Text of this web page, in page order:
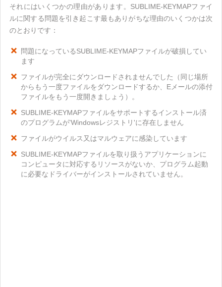
それにはいくつかの理由があります。SUBLIME-KEYMAPファイ
ルに関する問題を引き起こす最もありがちな理由のいくつかは次
のとおりです：
問題になっているSUBLIME-KEYMAPファイルが破損してい
ます
ファイルが完全にダウンロードされませんでした（同じ場所
からもう一度ファイルをダウンロードするか、Eメールの添付
ファイルをもう一度開きましょう）。
SUBLIME-KEYMAPファイルをサポートするインストール済
のプログラムが'Windowsレジストリ'に存在しません
ファイルがウイルス又はマルウェアに感染しています
SUBLIME-KEYMAPファイルを取り扱うアプリケーションに
コンピュータに対応するリソースがないか、プログラム起動
に必要なドライバーがインストールされていません。